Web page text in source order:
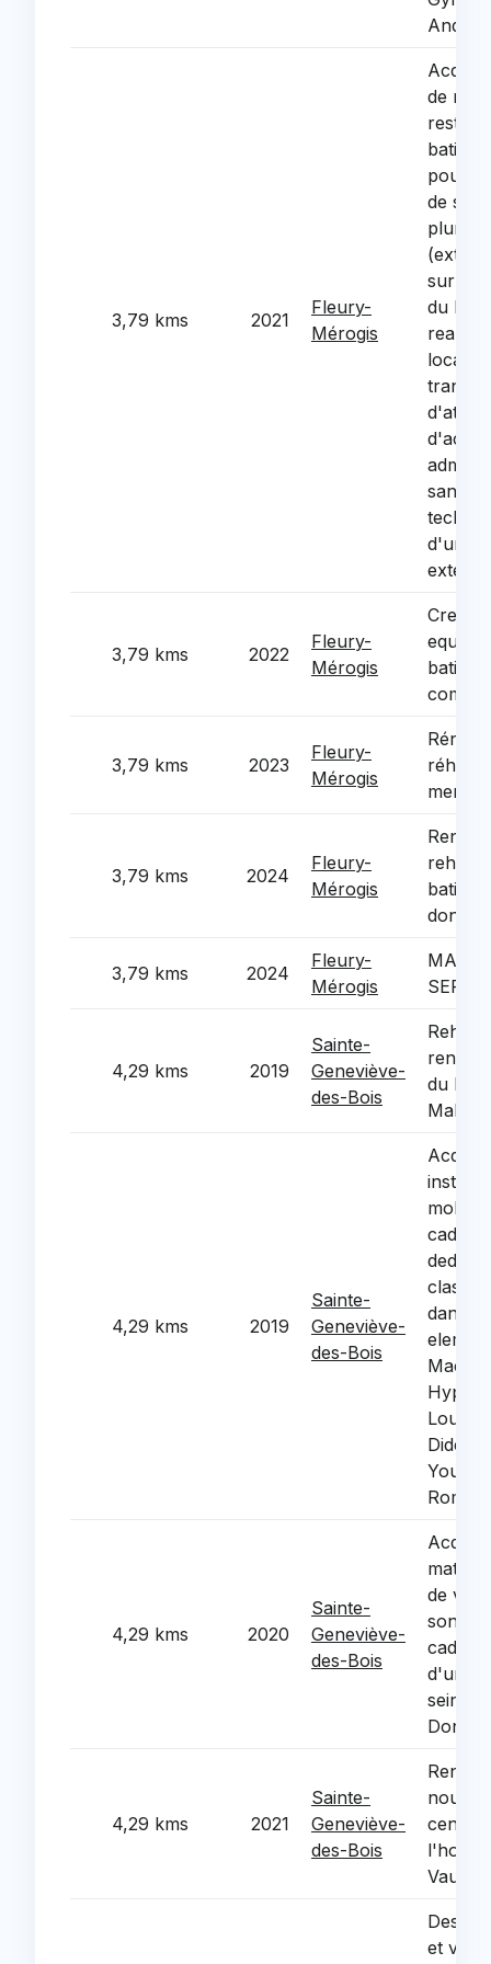
3,79 kms 2021
Fleury-
Mérogis
de
pour
de
sur
du
locaux
d'un
3,79 kms 2022
Fleury-
Mérogis
3,79 kms 2023
Fleury-
Mérogis
3,79 kms 2024
Fleury-
Mérogis
dont
3,79 kms 2024
Fleury-
Mérogis
4,29 kms 2019
Sainte-
Geneviève-
des-Bois
du
4,29 kms 2019
Sainte-
Geneviève-
des-Bois
cadre
dans
Mace,
Louis
Youri
4,29 kms 2020
Sainte-
Geneviève-
des-Bois
de
cadre
d'une
sein du
4,29 kms 2021
Sainte-
Geneviève-
des-Bois
et